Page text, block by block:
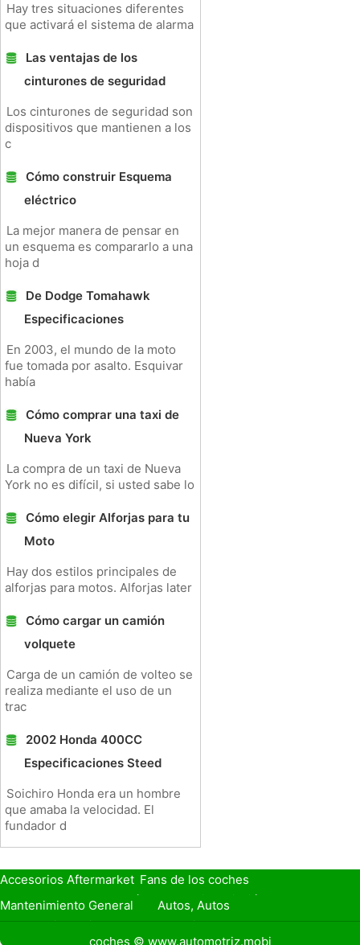
Hay tres situaciones diferentes
que activará el sistema de alarma
Las ventajas de los
cinturones de seguridad
Los cinturones de seguridad son
dispositivos que mantienen a los
c
Cómo construir Esquema
eléctrico
La mejor manera de pensar en
un esquema es compararlo a una
hoja d
De Dodge Tomahawk
Especificaciones
En 2003, el mundo de la moto
fue tomada por asalto. Esquivar
había
Cómo comprar una taxi de
Nueva York
La compra de un taxi de Nueva
York no es difícil, si usted sabe lo
Cómo elegir Alforjas para tu
Moto
Hay dos estilos principales de
alforjas para motos. Alforjas later
Cómo cargar un camión
volquete
Carga de un camión de volteo se
realiza mediante el uso de un
trac
2002 Honda 400CC
Especificaciones Steed
Soichiro Honda era un hombre
que amaba la velocidad. El
fundador d
Accesorios Aftermarket Fans de los coches
Seguro de Coche
Préstamos y Financiación
Mantenimiento General
Autos, Autos
Seguridad Vial
Combustibles
coches © www.automotriz.mobi